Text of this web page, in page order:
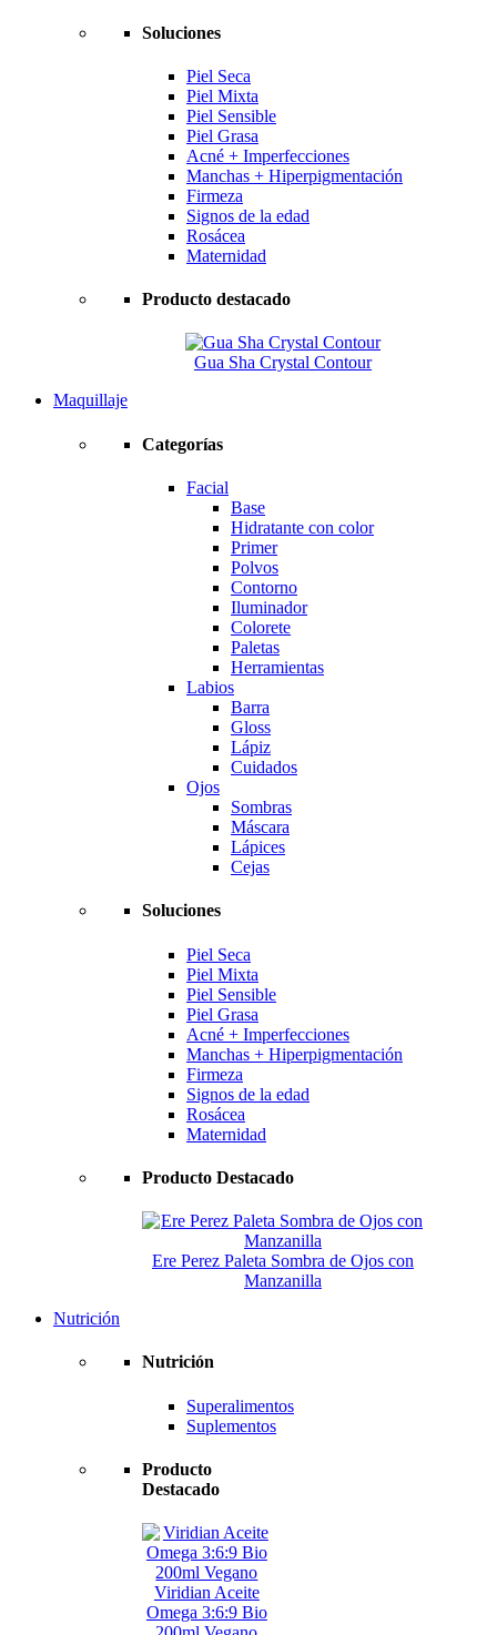
Soluciones
Piel Seca
Piel Mixta
Piel Sensible
Piel Grasa
Acné + Imperfecciones
Manchas + Hiperpigmentación
Firmeza
Signos de la edad
Rosácea
Maternidad
Producto destacado
Gua Sha Crystal Contour
Maquillaje
Categorías
Facial
Base
Hidratante con color
Primer
Polvos
Contorno
Iluminador
Colorete
Paletas
Herramientas
Labios
Barra
Gloss
Lápiz
Cuidados
Ojos
Sombras
Máscara
Lápices
Cejas
Soluciones
Piel Seca
Piel Mixta
Piel Sensible
Piel Grasa
Acné + Imperfecciones
Manchas + Hiperpigmentación
Firmeza
Signos de la edad
Rosácea
Maternidad
Producto Destacado
Ere Perez Paleta Sombra de Ojos con
Manzanilla
Nutrición
Nutrición
Superalimentos
Suplementos
Producto
Destacado
Viridian Aceite
Omega 3:6:9 Bio